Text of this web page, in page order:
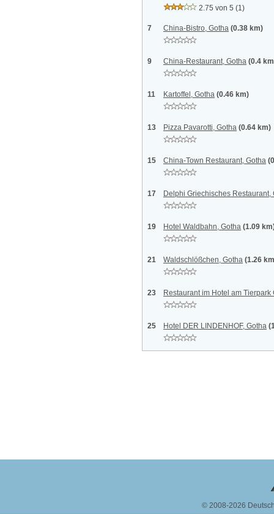
2.75 von 5 (1)
7 China-Bistro, Gotha (0.38 km)
9 China-Restaurant, Gotha (0.4
11 Kartoffel, Gotha (0.46 km)
13 Pizza Pavarotti, Gotha (0.64 km)
15 China-Town Restaurant, Gotha
17 Delphi Griechisches Restaurant,
19 Hotel Waldbahn, Gotha (1.09
21 Waldschlößchen, Gotha (1.26
23 Restaurant im Hotel am Tierpark
25 Hotel DER LINDENHOF, Gotha
© 2008-2026